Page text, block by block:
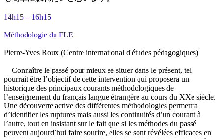
14h15 – 16h15
Méthodologie du FLE
Pierre-Yves Roux (Centre international d'études pédagogiques)
Connaître le passé pour mieux se situer dans le présent, tel
pourrait être l’objectif de cette intervention qui proposera un
historique des principaux courants méthodologiques de
l’enseignement du français langue étrangère au cours du XXe siècle.
Une découverte active des différentes méthodologies permettra
d’identifier les ruptures mais aussi les continuités d’un courant à
l’autre, tout en insistant sur le fait que si les méthodes du passé
peuvent aujourd’hui faire sourire, elles se sont révélées efficaces en